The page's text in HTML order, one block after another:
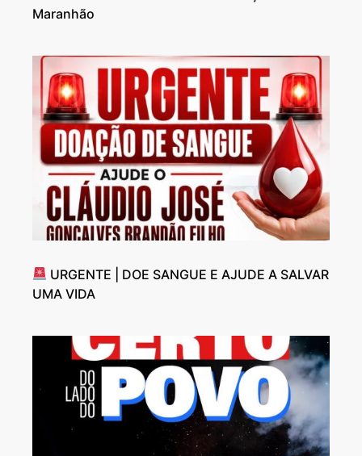
Maranhão
URGENTE | DOE SANGUE E AJUDE A SALVAR
UMA VIDA